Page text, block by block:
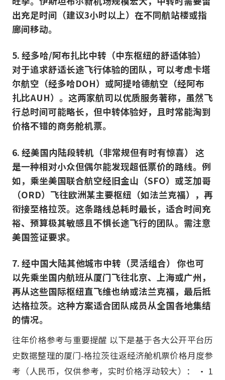
出充足时间（建议3小时以上）在不同航站楼或指
廊间移动。
5. 经多哈/阿布扎比中转（中东枢纽的舒适体验）
对于追求舒适长途飞行体验的团队，可以考虑卡塔
尔航空（经多哈DOH）或阿提哈德航空（经阿布
扎比AUH）。这两家航司以优质服务著称，虽然飞
行总时间可能略长，但中转体验好，且时常能淘到
价格不错的商务舱机票。
6. 经美国内陆段转机（非常规但有时有惊喜） 这
是一种相对小众但偶尔能发现超低票价的路线。例
如，乘坐美国联合航空经旧金山（SFO）或芝加哥
（ORD）飞往欧洲某主要枢纽（如法兰克福），再
衔接至格拉茨。这条路线总耗时最长，适合时间充
裕、预算极其敏感且不惧长途飞行的团队。需注意
美国签证要求。
7. 经中国大陆其他城市中转（灵活组合） 你也可
以先乘坐国内航班从厦门飞往北京、上海或广州，
再从这些国际枢纽直飞维也纳或法兰克福，最后抵
达格拉茨。这种方案适合团队成员从全国各地集结
的情况。
往年价格参考与重要提醒 以下是基于各大公开平台历
史数据整理的厦门-格拉茨往返经济舱机票价格月度参
考（人民币，仅供参考，实时价格浮动较大）： • 1